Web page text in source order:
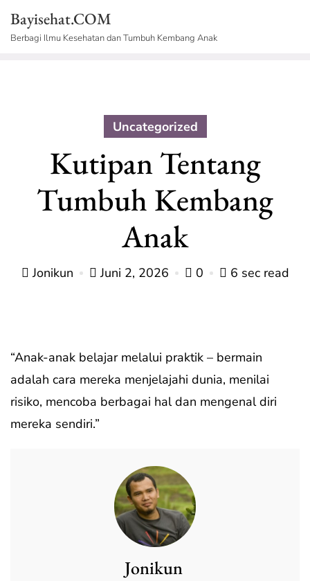
SkipBayisehat.COM
Berbagi Ilmu Kesehatan dan Tumbuh Kembang Anak
Uncategorized
Kutipan Tentang
Tumbuh Kembang
Anak
Jonikun Juni 2, 2026 0 6 sec read
“Anak-anak belajar melalui praktik – bermain
adalah cara mereka menjelajahi dunia, menilai
risiko, mencoba berbagai hal dan mengenal diri
mereka sendiri.”
Jonikun